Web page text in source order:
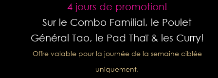
4 jours de promotion!
Sur le Combo Familial, le Poulet
Général Tao, le Pad Thaï & les Curry!
Offre valable pour la journée de la semaine ciblée
uniquement.